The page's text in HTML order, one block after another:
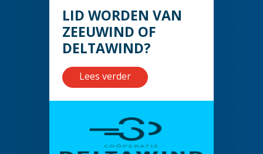
LID WORDEN VAN
ZEEUWIND OF
DELTAWIND?
Lees verder